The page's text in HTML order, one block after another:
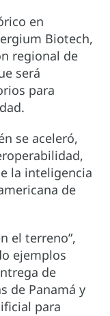
en
Biotech,
regional de
será
para
se aceleró,
la inteligencia
de
el terreno”,
ejemplos
de
de Panamá y
para